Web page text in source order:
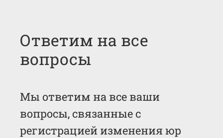
Ответим на все
вопросы
Мы ответим на все ваши
вопросы, связанные с
регистрацией изменения юр